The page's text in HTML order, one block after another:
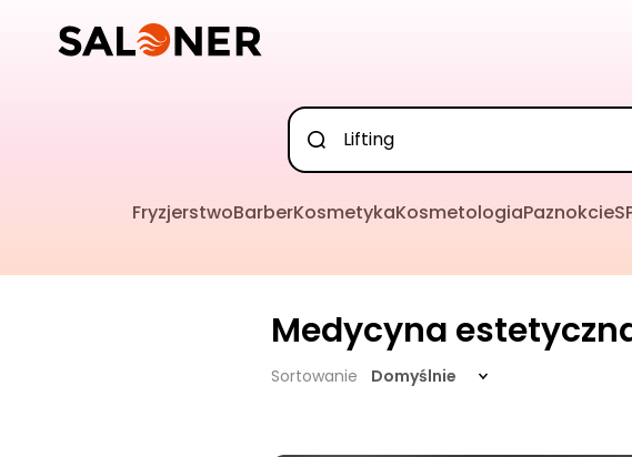
FryzjerstwoBarberKosmetykaKosmetologiaPaznokcie
Medycyna
Sortowanie Domyślnie